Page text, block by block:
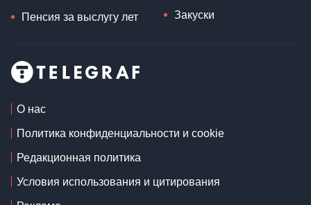
Пенсия за выслугу лет Закуски
О нас
Политика конфиденциальности и cookie
Редакционная политика
Условия использования и цитирования